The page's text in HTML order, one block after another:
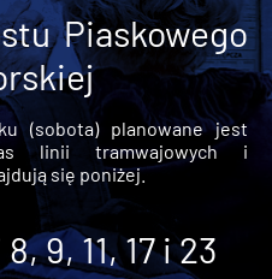
Piaskowego
(sobota) planowane jest
linii tramwajowych i
się poniżej.
9, 11, 17 i 23